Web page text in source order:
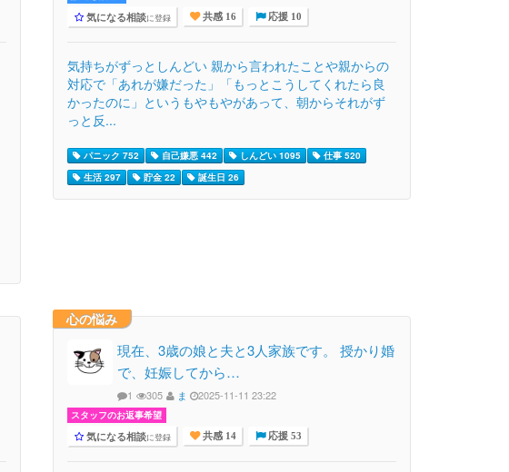
気になる相談に登録 共感 16 応援 10
気持ちがずっとしんどい 親から言われたことや親からの
対応で「あれが嫌だった」「もっとこうしてくれたら良
かったのに」というもやもやがあって、朝からそれがず
っと反...
パニック 752 自己嫌悪 442 しんどい 1095
仕事 520
生活 297
貯金 22 誕生日 26
心の悩み
現在、3歳の娘と夫と3人家族です。 授かり婚
で、妊娠してから…
1 305 ま 2025-11-11 23:22
スタッフのお返事希望
気になる相談に登録 共感 14 応援 53